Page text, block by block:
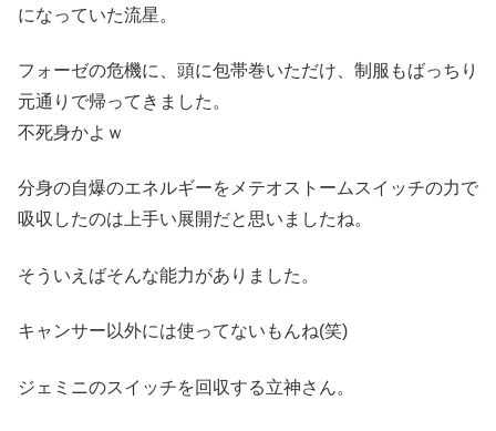
になっていた流星。
フォーゼの危機に、頭に包帯巻いただけ、制服もばっちり
元通りで帰ってきました。
不死身かよｗ
分身の自爆のエネルギーをメテオストームスイッチの力で
吸収したのは上手い展開だと思いましたね。
そういえばそんな能力がありました。
キャンサー以外には使ってないもんね(笑)
ジェミニのスイッチを回収する立神さん。